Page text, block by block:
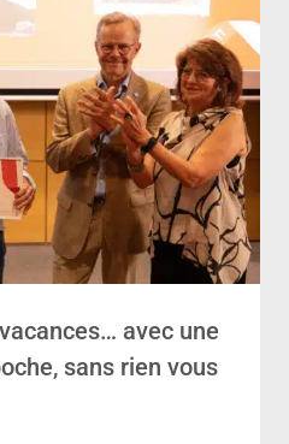
avec une
sans rien vous